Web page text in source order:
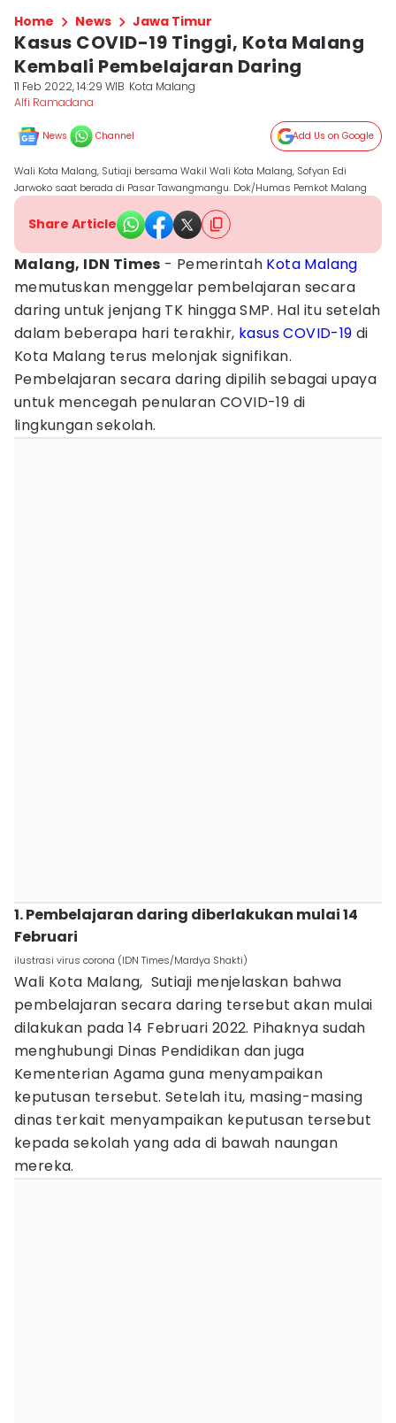
Home News Jawa Timur
Kasus COVID-19 Tinggi, Kota Malang
Kembali Pembelajaran Daring
11 Feb 2022, 14:29 WIB Kota Malang
Alfi Ramadana
News Channel Add Us on Google
Wali Kota Malang, Sutiaji bersama Wakil Wali Kota Malang, Sofyan Edi
Jarwoko saat berada di Pasar Tawangmangu. Dok/Humas Pemkot Malang
Share Article
Malang, IDN Times - Pemerintah Kota Malang
memutuskan menggelar pembelajaran secara
daring untuk jenjang TK hingga SMP. Hal itu setelah
dalam beberapa hari terakhir, kasusCOVID-19 di
Kota Malang terus melonjak signifikan.
Pembelajaran secara daring dipilih sebagai upaya
untuk mencegah penularan COVID-19 di
lingkungan sekolah.
1. Pembelajaran daring diberlakukan mulai 14
Februari
ilustrasi virus corona (IDN Times/Mardya Shakti)
Wali Kota Malang, Sutiaji menjelaskan bahwa
pembelajaran secara daring tersebut akan mulai
dilakukan pada 14 Februari 2022. Pihaknya sudah
menghubungi Dinas Pendidikan dan juga
Kementerian Agama guna menyampaikan
keputusan tersebut. Setelah itu, masing-masing
dinas terkait menyampaikan keputusan tersebut
kepada sekolah yang ada di bawah naungan
mereka.